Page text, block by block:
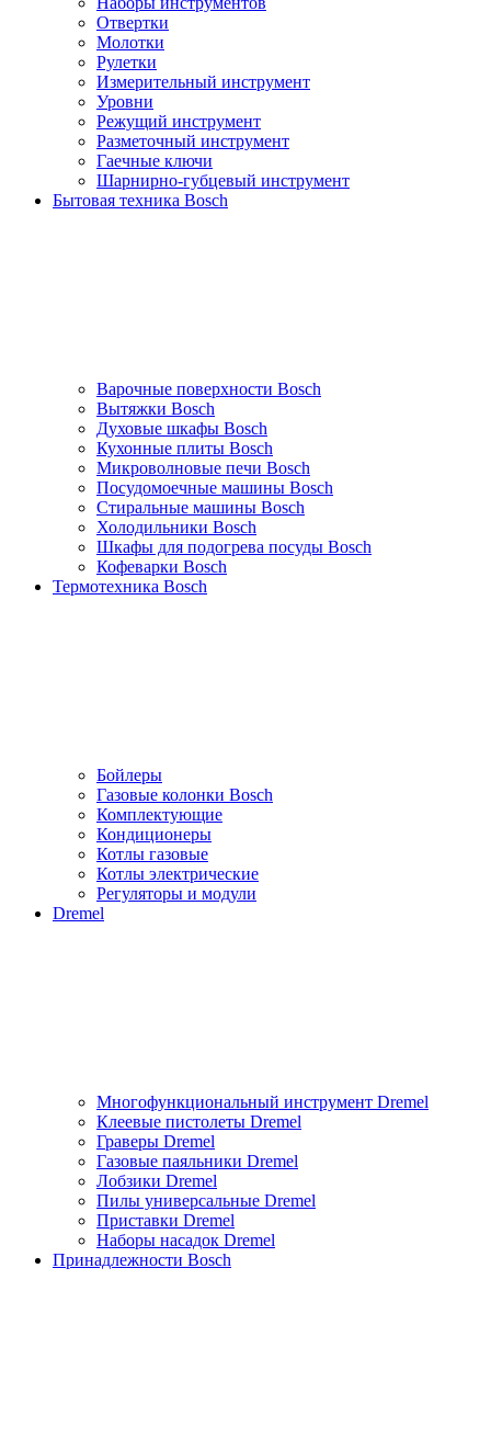
Отвертки
Молотки
Рулетки
Измерительный инструмент
Уровни
Режущий инструмент
Разметочный инструмент
Гаечные ключи
Шарнирно-губцевый инструмент
Бытовая техника Bosch
Варочные поверхности Bosch
Вытяжки Bosch
Духовые шкафы Bosch
Кухонные плиты Bosch
Микроволновые печи Bosch
Посудомоечные машины Bosch
Стиральные машины Bosch
Холодильники Bosch
Шкафы для подогрева посуды Bosch
Кофеварки Bosch
Термотехника Bosch
Бойлеры
Газовые колонки Bosch
Комплектующие
Кондиционеры
Котлы газовые
Котлы электрические
Регуляторы и модули
Dremel
Многофункциональный инструмент Dremel
Клеевые пистолеты Dremel
Граверы Dremel
Газовые паяльники Dremel
Лобзики Dremel
Пилы универсальные Dremel
Приставки Dremel
Наборы насадок Dremel
Принадлежности Bosch